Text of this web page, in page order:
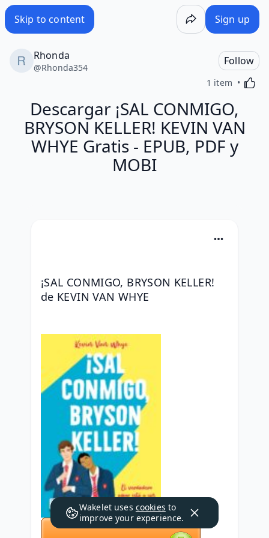
Skip to content Sign up
Rhonda
@Rhonda354
Follow
1 item
Descargar ¡SAL CONMIGO,
BRYSON KELLER! KEVIN VAN
WHYE Gratis - EPUB, PDF y
MOBI
¡SAL CONMIGO, BRYSON KELLER!
de KEVIN VAN WHYE
Wakelet uses cookies to
improve your experience.